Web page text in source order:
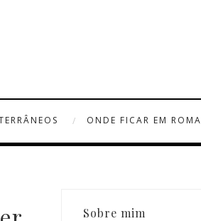
ONDE FICAR EM ROMA
Sobre mim